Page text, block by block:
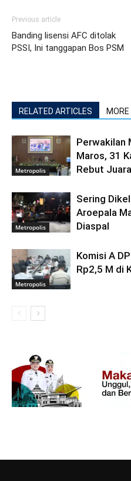
Previous article
Banding lisensi AFC ditolak
PSSI, Ini tanggapan Bos PSM
RELATED ARTICLES MORE
Metropolis
Perwakilan
Maros, 31
Rebut
Metropolis
Sering
Aroepala
Diaspal
Metropolis
Komisi A
Rp2,5 M di